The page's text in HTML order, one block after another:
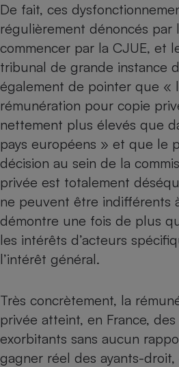
De fait, ces
régulièrement dénoncés par
commencer par la CJUE, et
tribunal de grande instance
également de pointer que «
rémunération pour copie
nettement plus élevés que
pays européens » et que le
décision au sein de la
privée est totalement
ne peuvent être indifférents
démontre une fois de plus
les intérêts d’acteurs
l’intérêt général.
Très concrètement, la
privée atteint, en France,
exorbitants sans aucun
gagner réel des ayants-